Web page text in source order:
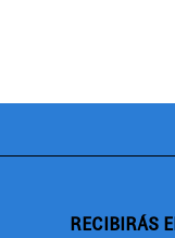
RECIBIRÁS